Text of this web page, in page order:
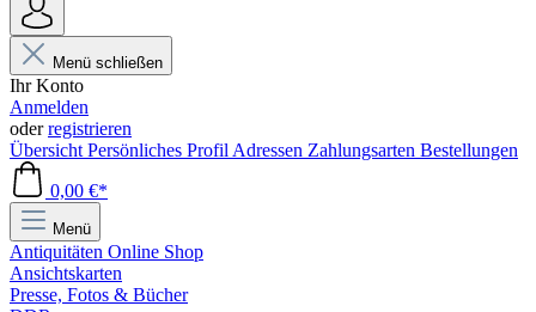
Menü schließen
Ihr Konto
Anmelden
oderregistrieren
Übersicht Persönliches Profil Adressen Zahlungsarten Bestellungen
0,00 €*
Menü
Antiquitäten Online Shop
Ansichtskarten
Presse, Fotos & Bücher